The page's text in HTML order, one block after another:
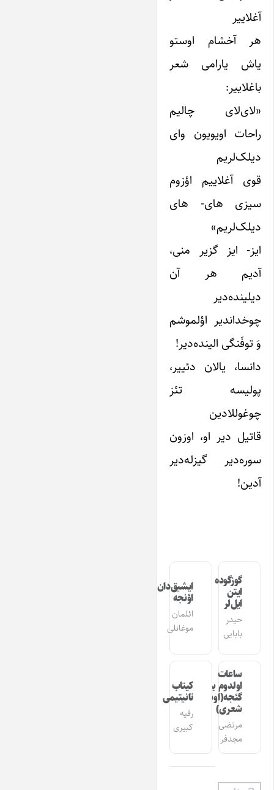
آغلاییر
هر آخشام اوستو
یاش یارامی شعر
باغلاییر:
«لای‌لای چالیم
راحات اویویون وای
دیلک‌لریم
قوی آغلاییم اؤزوم
سیزی های- های
دیلک‌لریم»
ایز- ایز گزیر منی،
آدیم هر آن
دیلینده‌دیر
چوخداندیر اؤلموشم
وَ توفَنگی الینده‌دیر!
دانسا، یالان دئییر،
پولیسه تئز
چوغوللادین
قاتیل دیر او، اوزون
سوره‌دیر گیزله‌دیر
آدین!
گوزگوده
ایتن
ایل‌لر
حیدر
بابایی
ایشیق‌دان
اؤنجه
ائلمان
موغانلی
ساعات
اولدوم بیر
گئجه(اوشاق
شعری)
مرتضی
مجدفر
کیتاب
تانیتیمی
رقیه
کبیری